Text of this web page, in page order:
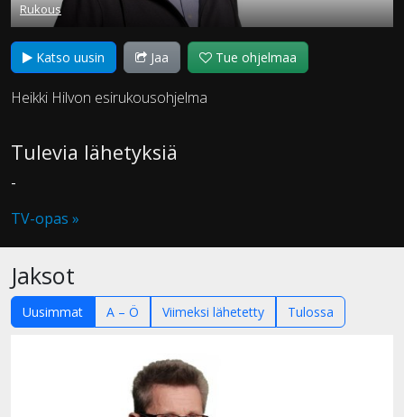
Rukous
Katso uusin Jaa Tue ohjelmaa
Heikki Hilvon esirukousohjelma
Tulevia lähetyksiä
-
TV-opas »
Jaksot
Uusimmat A – Ö Viimeksi lähetetty Tulossa